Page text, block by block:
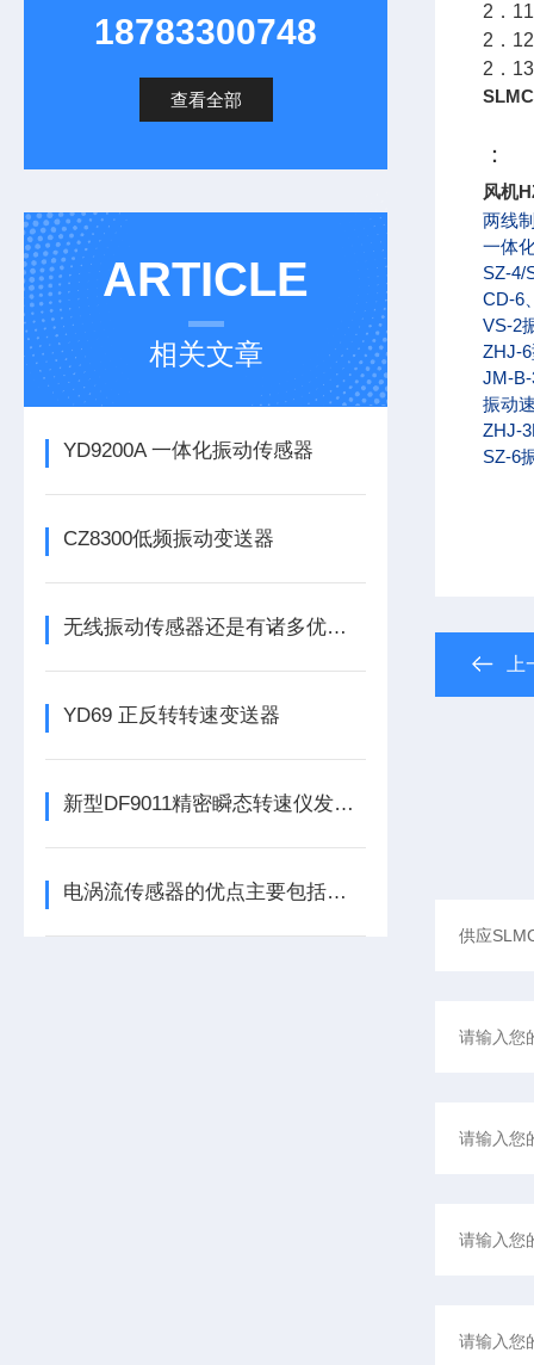
18783300748
查看全部
ARTICLE
相关文章
YD9200A 一体化振动传感器
CZ8300低频振动变送器
无线振动传感器还是有诸多优势的
YD69 正反转转速变送器
新型DF9011精密瞬态转速仪发布，为工业转速监测带来革新
电涡流传感器的优点主要包括哪几点？
2．
2．
2．
：
风机
两线
一体
SZ-4/
CD-6
VS-2
ZHJ-6
JM-
振动
ZHJ-
SZ-6